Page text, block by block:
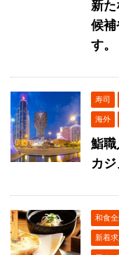
新
候補
す。
寿司
海外
鮨職
カ
和食
新着求